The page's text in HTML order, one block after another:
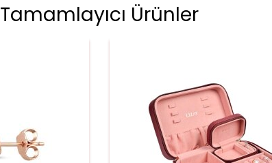
Tamamlayıcı Ürünler